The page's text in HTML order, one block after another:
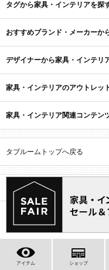
タグから家具・インテリアを探
おすすめブランド・メーカーか
デザイナーから家具・インテリ
家具・インテリアのアウトレッ
家具・インテリア関連コンテン
タブルームトップへ戻る
アイテム ショップ
サイトマップ